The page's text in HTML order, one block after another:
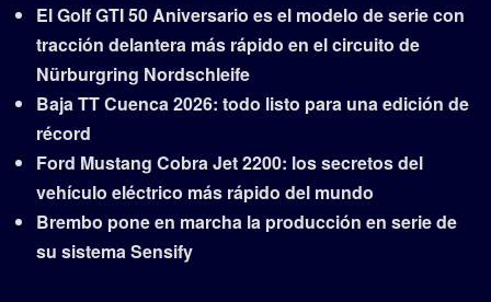
El Golf GTI 50 Aniversario es el modelo de serie con
tracción delantera más rápido en el circuito de
Nürburgring Nordschleife
Baja TT Cuenca 2026: todo listo para una edición de
récord
Ford Mustang Cobra Jet 2200: los secretos del
vehículo eléctrico más rápido del mundo
Brembo pone en marcha la producción en serie de
su sistema Sensify